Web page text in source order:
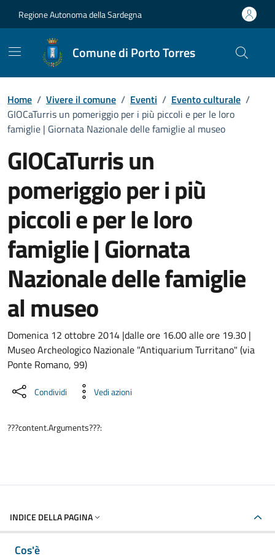
Regione Autonoma della Sardegna
Comune di Porto Torres
Home / Vivere il comune / Eventi / Evento culturale /
GIOCaTurris un pomeriggio per i più piccoli e per le loro
famiglie | Giornata Nazionale delle famiglie al museo
GIOCaTurris un
pomeriggio per i più
piccoli e per le loro
famiglie | Giornata
Nazionale delle famiglie
al museo
Dettaglio dell'evento
Domenica 12 ottobre 2014 |dalle ore 16.00 alle ore 19.30 |
Museo Archeologico Nazionale "Antiquarium Turritano" (via
Ponte Romano, 99)
Condividi Vedi azioni
???content.Arguments???:
INDICE DELLA PAGINA
Cos'è